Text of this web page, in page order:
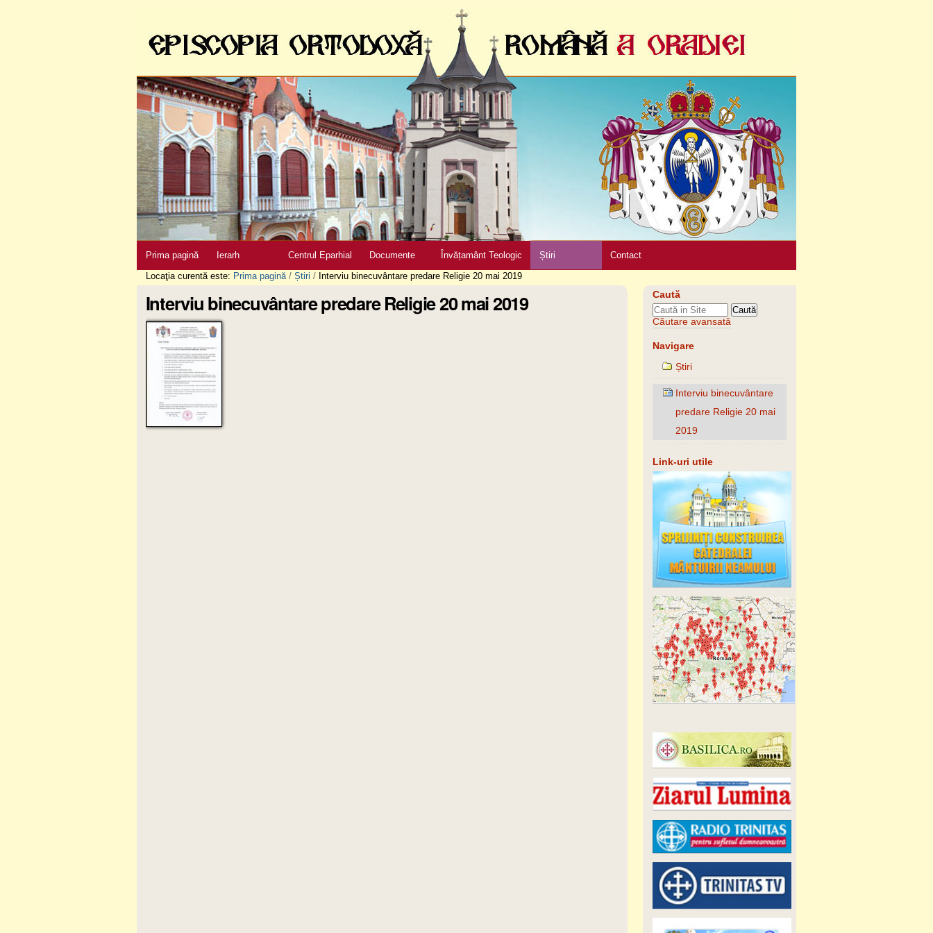
Sari
navigare
Prima pagină Ierarh Centrul Eparhial Documente Învățamânt Teologic Știri Contact
Locaţia curentă este: Prima pagină / Știri / Interviu binecuvântare predare Religie 20 mai 2019
Interviu binecuvântare predare Religie 20 mai 2019 Caută
Căutare avansată
Navigare
Știri
Interviu binecuvântare
predare Religie 20 mai
2019
Link-uri utile